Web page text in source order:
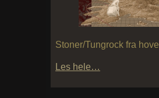
Stoner/Tungrock fra
Les hele…